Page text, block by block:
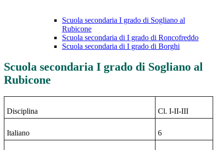
Scuola secondaria I grado di Sogliano al
Rubicone
Scuola secondaria di I grado di Roncofreddo
Scuola secondaria di I grado di Borghi
Scuola secondaria I grado di Sogliano al
Rubicone
Disciplina Cl. I-II-III
Italiano 6